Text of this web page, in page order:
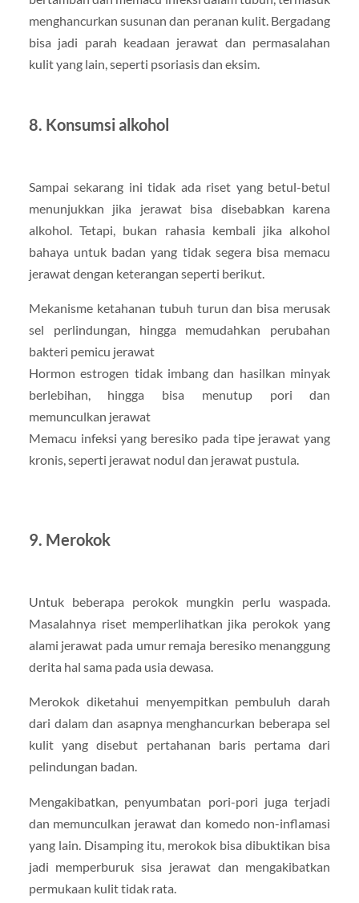
menghancurkan susunan dan peranan kulit. Bergadang
bisa jadi parah keadaan jerawat dan permasalahan
kulit yang lain, seperti psoriasis dan eksim.
8. Konsumsi alkohol
Sampai sekarang ini tidak ada riset yang betul-betul
menunjukkan jika jerawat bisa disebabkan karena
alkohol. Tetapi, bukan rahasia kembali jika alkohol
bahaya untuk badan yang tidak segera bisa memacu
jerawat dengan keterangan seperti berikut.
Mekanisme ketahanan tubuh turun dan bisa merusak
sel perlindungan, hingga memudahkan perubahan
bakteri pemicu jerawat
Hormon estrogen tidak imbang dan hasilkan minyak
berlebihan, hingga bisa menutup pori dan
memunculkan jerawat
Memacu infeksi yang beresiko pada tipe jerawat yang
kronis, seperti jerawat nodul dan jerawat pustula.
9. Merokok
Untuk beberapa perokok mungkin perlu waspada.
Masalahnya riset memperlihatkan jika perokok yang
alami jerawat pada umur remaja beresiko menanggung
derita hal sama pada usia dewasa.
Merokok diketahui menyempitkan pembuluh darah
dari dalam dan asapnya menghancurkan beberapa sel
kulit yang disebut pertahanan baris pertama dari
pelindungan badan.
Mengakibatkan, penyumbatan pori-pori juga terjadi
dan memunculkan jerawat dan komedo non-inflamasi
yang lain. Disamping itu, merokok bisa dibuktikan bisa
jadi memperburuk sisa jerawat dan mengakibatkan
permukaan kulit tidak rata.